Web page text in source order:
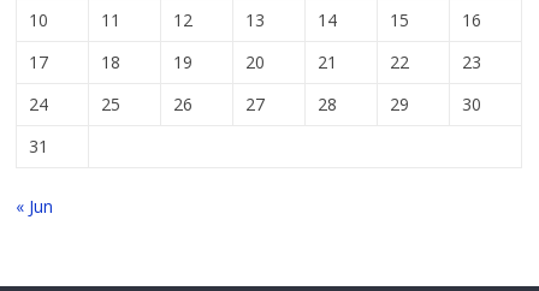
10
11 12 13 14 15
16
17
18 19 20 21 22
23
24
25 26 27 28 29
30
31
« Jun